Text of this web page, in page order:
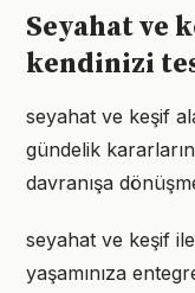
Seyahat ve
kendinizi
seyahat ve keşif
gündelik
davranışa
seyahat ve keşif
yaşamınıza